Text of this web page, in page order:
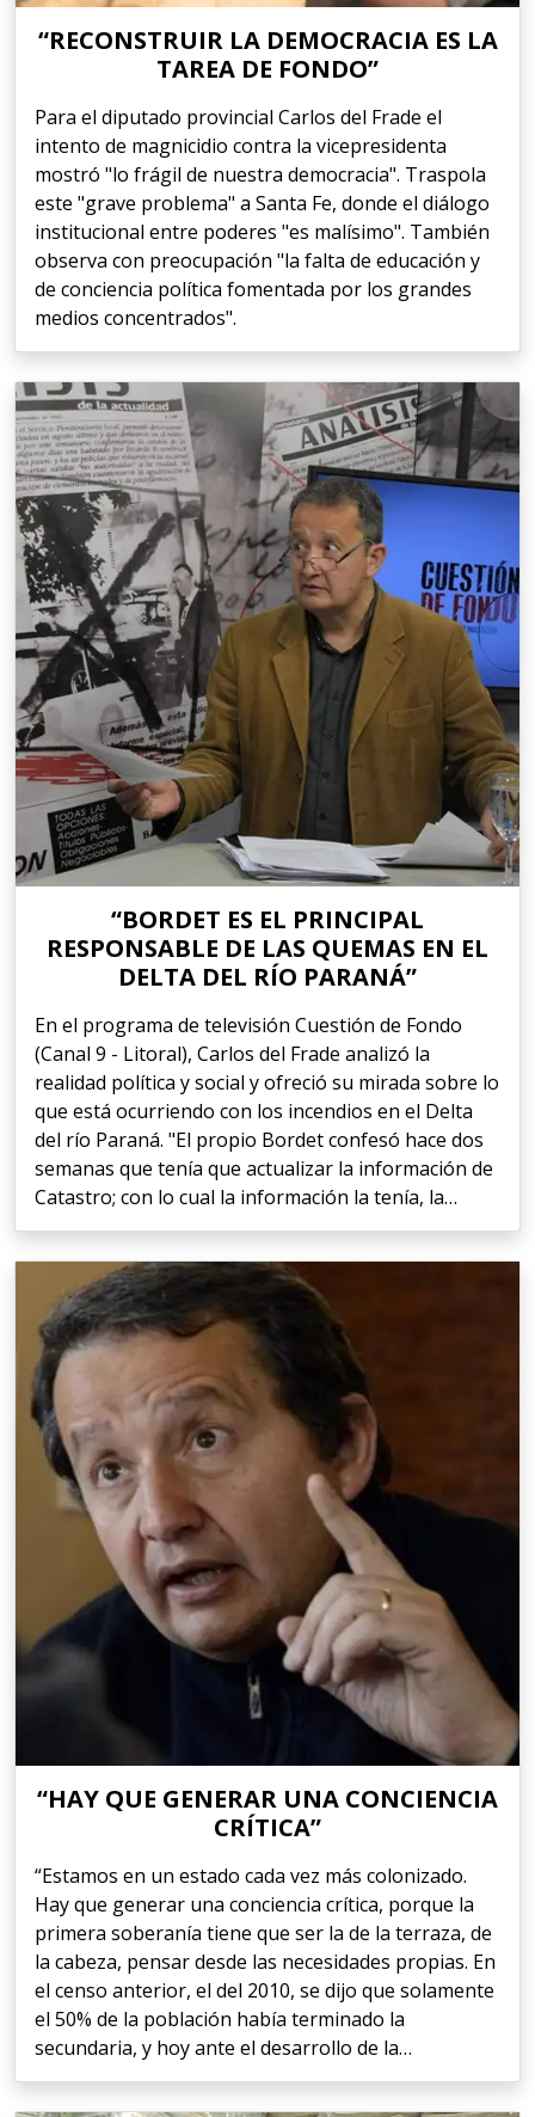
“RECONSTRUIR LA DEMOCRACIA ES LA
TAREA DE FONDO”
Para el diputado provincial Carlos del Frade el
intento de magnicidio contra la vicepresidenta
mostró "lo frágil de nuestra democracia". Traspola
este "grave problema" a Santa Fe, donde el diálogo
institucional entre poderes "es malísimo". También
observa con preocupación "la falta de educación y
de conciencia política fomentada por los grandes
medios concentrados".
“BORDET ES EL PRINCIPAL
RESPONSABLE DE LAS QUEMAS EN EL
DELTA DEL RÍO PARANÁ”
En el programa de televisión Cuestión de Fondo
(Canal 9 - Litoral), Carlos del Frade analizó la
realidad política y social y ofreció su mirada sobre lo
que está ocurriendo con los incendios en el Delta
del río Paraná. "El propio Bordet confesó hace dos
semanas que tenía que actualizar la información de
Catastro; con lo cual la información la tenía, la…
“HAY QUE GENERAR UNA CONCIENCIA
CRÍTICA”
“Estamos en un estado cada vez más colonizado.
Hay que generar una conciencia crítica, porque la
primera soberanía tiene que ser la de la terraza, de
la cabeza, pensar desde las necesidades propias. En
el censo anterior, el del 2010, se dijo que solamente
el 50% de la población había terminado la
secundaria, y hoy ante el desarrollo de la…